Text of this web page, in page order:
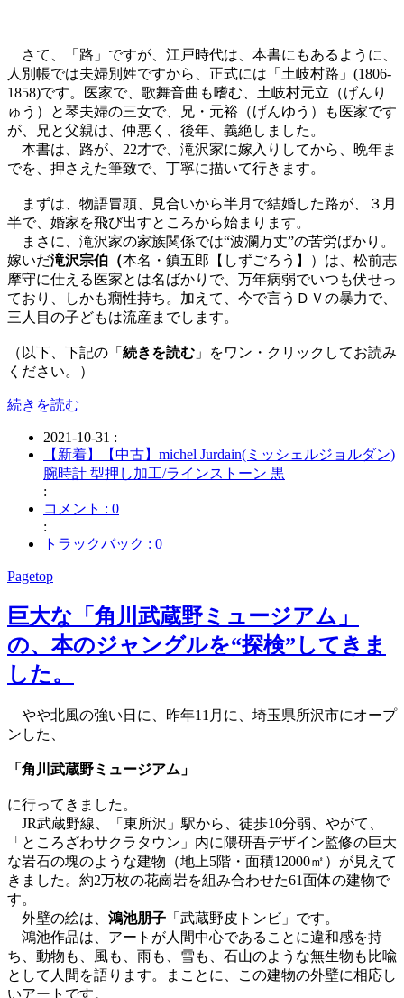
さて、「路」ですが、江戸時代は、本書にもあるように、
人別帳では夫婦別姓ですから、正式には「土岐村路」(1806-
1858)です。医家で、歌舞音曲も嗜む、土岐村元立（げんり
ゅう）と琴夫婦の三女で、兄・元裕（げんゆう）も医家です
が、兄と父親は、仲悪く、後年、義絶しました。
本書は、路が、22才で、滝沢家に嫁入りしてから、晩年ま
でを、押さえた筆致で、丁寧に描いて行きます。
まずは、物語冒頭、見合いから半月で結婚した路が、３月
半で、婚家を飛び出すところから始まります。
まさに、滝沢家の家族関係では“波瀾万丈”の苦労ばかり。
嫁いだ滝沢宗伯（本名・鎮五郎【しずごろう】）は、松前志
摩守に仕える医家とは名ばかりで、万年病弱でいつも伏せっ
ており、しかも癇性持ち。加えて、今で言うＤＶの暴力で、
三人目の子どもは流産までします。
（以下、下記の「 続きを読む 」をワン・クリックしてお読み
ください。）
続きを読む
2021-10-31 :
【新着】【中古】michel Jurdain(ミッシェルジョルダン)
腕時計 型押し加工/ラインストーン 黒
:
コメント : 0
:
トラックバック : 0
Pagetop
巨大な「角川武蔵野ミュージアム」
の、本のジャングルを“探検”してきま
した。
やや北風の強い日に、昨年11月に、埼玉県所沢市にオープ
ンした、
「角川武蔵野ミュージアム」
に行ってきました。
JR武蔵野線、「東所沢」駅から、徒歩10分弱、やがて、
「ところざわサクラタウン」内に隈研吾デザイン監修の巨大
な岩石の塊のような建物（地上5階・面積12000㎡）が見えて
きました。約2万枚の花崗岩を組み合わせた61面体の建物で
す。
外壁の絵は、 鴻池朋子 「武蔵野皮トンビ」です。
鴻池作品は、アートが人間中心であることに違和感を持
ち、動物も、風も、雨も、雪も、石山のような無生物も比喩
として人間を語ります。まことに、この建物の外壁に相応し
いアートです。